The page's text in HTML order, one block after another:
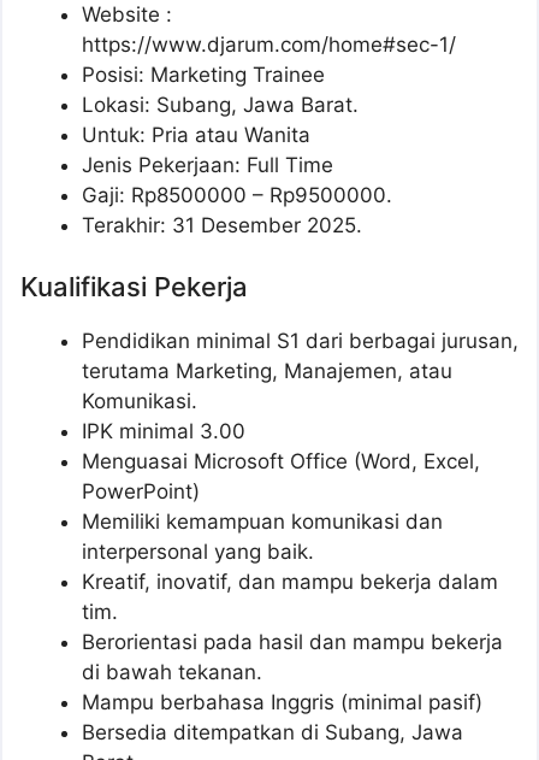
Website :
https://www.djarum.com/home#sec-1/
Posisi: Marketing Trainee
Lokasi: Subang, Jawa Barat.
Untuk: Pria atau Wanita
Jenis Pekerjaan: Full Time
Gaji: Rp8500000 – Rp9500000.
Terakhir: 31 Desember 2025.
Kualifikasi Pekerja
Pendidikan minimal S1 dari berbagai jurusan,
terutama Marketing, Manajemen, atau
Komunikasi.
IPK minimal 3.00
Menguasai Microsoft Office (Word, Excel,
PowerPoint)
Memiliki kemampuan komunikasi dan
interpersonal yang baik.
Kreatif, inovatif, dan mampu bekerja dalam
tim.
Berorientasi pada hasil dan mampu bekerja
di bawah tekanan.
Mampu berbahasa Inggris (minimal pasif)
Bersedia ditempatkan di Subang, Jawa